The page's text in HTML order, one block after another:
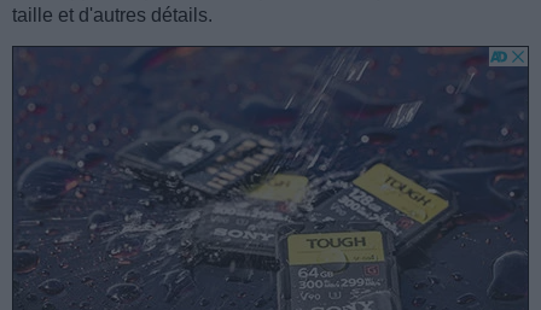
taille et d'autres détails.